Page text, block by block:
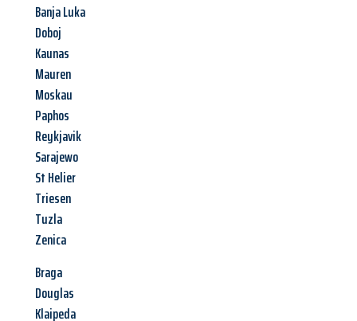
Banja Luka
Doboj
Kaunas
Mauren
Moskau
Paphos
Reykjavik
Sarajewo
St Helier
Triesen
Tuzla
Zenica
Braga
Douglas
Klaipeda